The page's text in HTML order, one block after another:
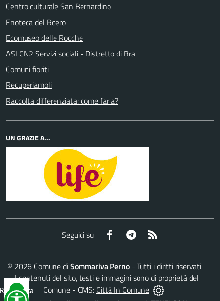
Centro culturale San Bernardino
Enoteca del Roero
Ecomuseo delle Rocche
ASLCN2 Servizi sociali - Distretto di Bra
Comuni fioriti
Recuperiamoli
Raccolta differenziata: come farla?
UN GRAZIE A...
Seguici su Facebook Telegram
© 2026Comune diSommariva Perno- Tutti i diritti riservati
- I contenuti del sito, testi e immagini sono di proprietà del
Comune - CMS: Città In Comune
Reimposta
tutto